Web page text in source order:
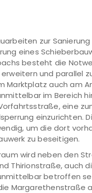
zur Sanierung
eines
besteht die
und parallel
Marktplatz auch am
im Bereich
eine
einzurichten.
um die dort
zu beseitigen.
wird neben den
Thirionstraße, auch
betroffen
Margarethenstraße